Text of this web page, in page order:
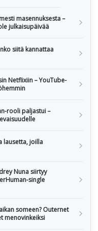
masennuksesta –
julkaisupäivää
siitä kannattaa
Netflixiin – YouTube-
rooli paljastui –
lausetta, joilla
Nuna siirtyy
single
someen? Outernet
menovinkeiksi